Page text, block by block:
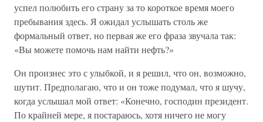
успел полюбить его страну за то короткое время моего
пребывания здесь. Я ожидал услышать столь же
формальный ответ, но первая же его фраза звучала так:
«Вы можете помочь нам найти нефть?»
Он произнес это с улыбкой, и я решил, что он, возможно,
шутит. Предполагаю, что и он тоже подумал, что я шучу,
когда услышал мой ответ: «Конечно, господин президент.
По крайней мере, я постараюсь, хотя ничего не могу